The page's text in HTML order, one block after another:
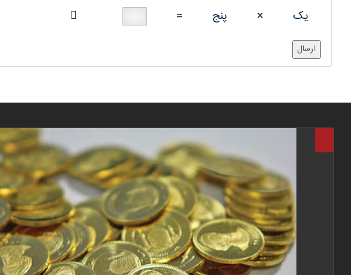
یک × پنج =
ارسال